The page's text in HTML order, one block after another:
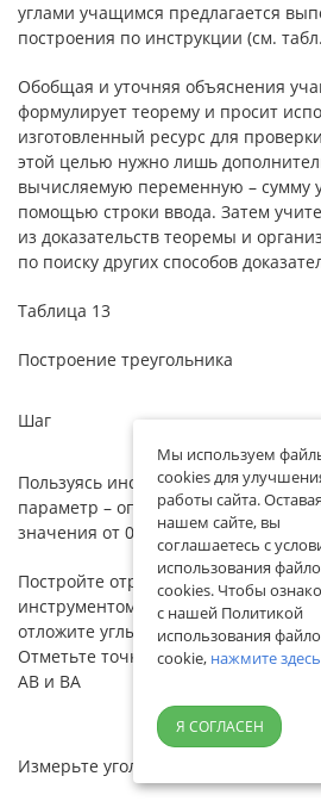
углами учащимся предлагается
построения по инструкции (см.
Обобщая и уточняя объяснения
формулирует теорему и просит
изготовленный ресурс для
этой целью нужно лишь
вычисляемую переменную – сумму
помощью строки ввода. Затем
из доказательств теоремы и
по поиску других способов
Таблица 13
Построение треугольника
Шаг
Пользуясь инструментом
параметр – опорный угол,
значения от 0° до 180° с шагом в 1°
Постройте отрезок АВ и пользуясь
инструментом «Угол заданной
отложите углы ВА равный , угол
Отметьте точку С – точку
АВ и ВА
Измерьте угол С инструментом
Мы используем
cookies для
работы сайта.
нашем сайте, вы
соглашаетесь с
использования
cookies. Чтобы
с нашей Политикой
использования
cookie, нажмите здесь
Я СОГЛАСЕН